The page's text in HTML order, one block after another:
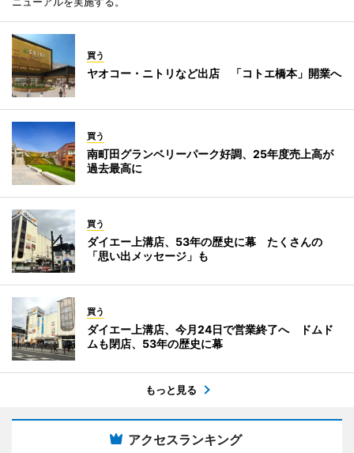
買う
ヤオコー・ニトリなど出店 「コトエ橋本」開業へ
買う
南町田グランベリーパーク好調、25年度売上高が
過去最高に
買う
ダイエー上溝店、53年の歴史に幕 たくさんの
「思い出メッセージ」も
買う
ダイエー上溝店、今月24日で営業終了へ ドムド
ムも閉店、53年の歴史に幕
もっと見る
アクセスランキング